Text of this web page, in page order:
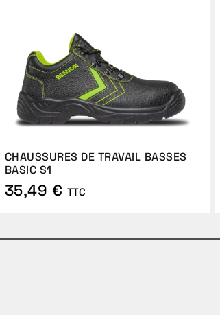
CHAUSSURES DE TRAVAIL BASSES
BASIC S1
35,49 € TTC